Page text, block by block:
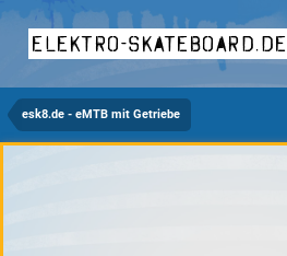
elektro-skateboard.de
esk8.de - eMTB mit Getriebe